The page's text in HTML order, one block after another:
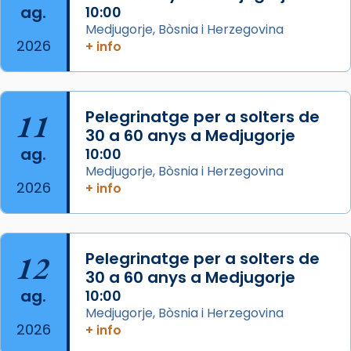
comitè organitzador de la visita apostòlica
del Sant Pare Lleó XIV a Barcelona, i als
col·laboradors, a la Catedral de Barcelona.
L’arquebisbe de Barcelona, el cardenal Joan
Josep Omella, ha presidit la missa i l’ha
concelebrat el bisbe auxiliar de Barcelona,
Mons. David Abadías.
📸 Dr. G. Simón
Photo
View on Facebook · Share
Arquebisbat de Barcelona
2 weeks ago
Memòria de les santes Juliana i
Semproniana, verges i màrtirs.
ag.
2026
10:00
Medjugorje, Bòsnia i Herzegovina
+ info
11
ag.
2026
Pelegrinatge per a solters de
30 a 60 anys a Medjugorje
10:00
Medjugorje, Bòsnia i Herzegovina
+ info
12
ag.
2026
Pelegrinatge per a solters de
30 a 60 anys a Medjugorje
10:00
Medjugorje, Bòsnia i Herzegovina
+ info